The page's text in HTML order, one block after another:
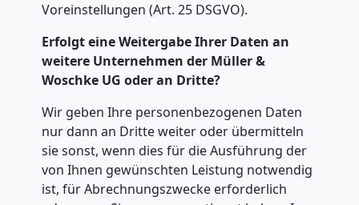
Voreinstellungen (Art. 25 DSGVO).
Erfolgt eine Weitergabe Ihrer Daten an
weitere Unternehmen der Müller &
Woschke UG oder an Dritte?
Wir geben Ihre personenbezogenen Daten
nur dann an Dritte weiter oder übermitteln
sie sonst, wenn dies für die Ausführung der
von Ihnen gewünschten Leistung notwendig
ist, für Abrechnungszwecke erforderlich
Umzug
für
Senioren